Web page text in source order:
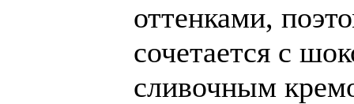
оттенками,
сочетается с
сливочным